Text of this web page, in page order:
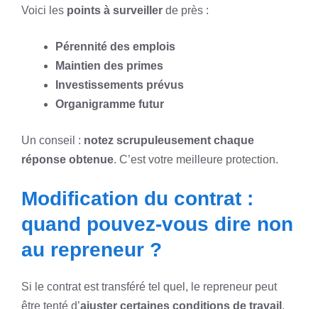
Voici les points à surveiller de près :
Pérennité des emplois
Maintien des primes
Investissements prévus
Organigramme futur
Un conseil : notez scrupuleusement chaque
réponse obtenue. C’est votre meilleure protection.
Modification du contrat :
quand pouvez-vous dire non
au repreneur ?
Si le contrat est transféré tel quel, le repreneur peut
être tenté d’ajuster certaines conditions de travail .